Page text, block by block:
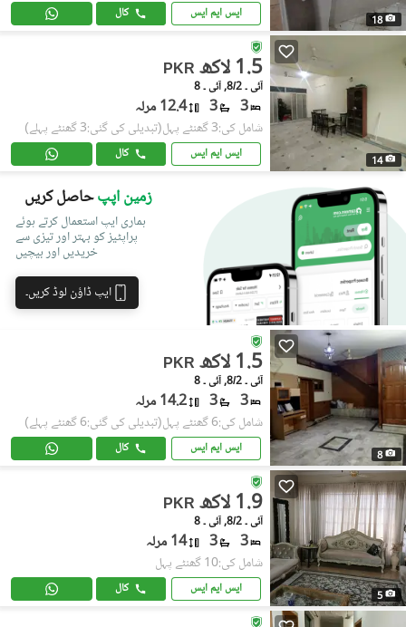
18 ایس ایم ایس کال
14
PKR 1.5 لاکھ
آئی ۔ 8/2, آئی ۔ 8
3
3 12.4 مرلہ
شامل کی:3 گھنٹے پہل (تبدیلی کی گئی:3 گھنٹے پہلے)
ایس ایم ایس کال
زمین اپپحاصل کریں
ہماری ایپ استعمال کرتے ہوئے
پراپٹیز کو بہتر اور تیزی سے
خریدیں اور بیچیں
ایپ ڈاؤن لوڈ کریں۔
8
PKR 1.5 لاکھ
آئی ۔ 8/2, آئی ۔ 8
3
3 14.2 مرلہ
شامل کی:6 گھنٹے پہل (تبدیلی کی گئی:6 گھنٹے پہلے)
ایس ایم ایس کال
5
PKR 1.9 لاکھ
آئی ۔ 8/2, آئی ۔ 8
3
3 14 مرلہ
شامل کی:10 گھنٹے پہل
ایس ایم ایس کال